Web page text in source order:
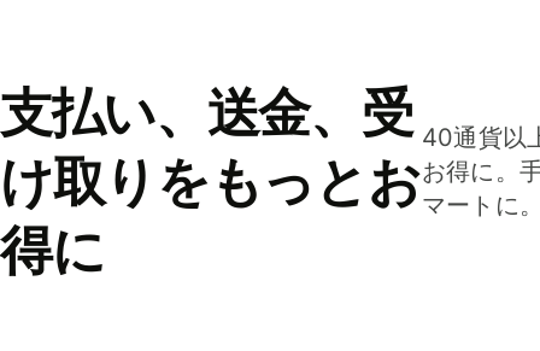
支払い、送金、受
け取りをもっとお
得に
40通貨以
お得に。
マートに